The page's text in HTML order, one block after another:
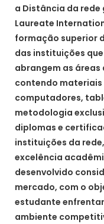
a Distância da rede
Laureate
formação superior
das instituições
abrangem as áreas
contendo
computadores,
metodologia
diplomas e
instituições da
excelência
desenvolvido
mercado, com o
estudante
ambiente